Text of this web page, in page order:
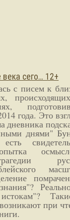
сего… 12+
с писем к
года. Это
дневника
днями"
при